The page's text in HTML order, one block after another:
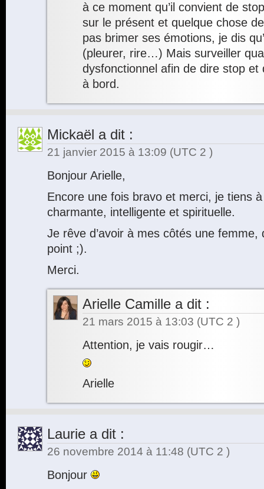
à ce moment qu’il convient de
sur le présent et quelque chose
pas brimer ses émotions, je dis
(pleurer, rire…) Mais surveiller
dysfonctionnel afin de dire stop
à bord.
Mickaël a dit :
21 janvier 2015 à 13:09 (UTC 2 )
Bonjour Arielle,
Encore une fois bravo et merci, je tiens
charmante, intelligente et spirituelle.
Je rêve d’avoir à mes côtés une
point ;).
Merci.
Arielle Camille a dit :
21 mars 2015 à 13:03 (UTC 2 )
Attention, je vais rougir…
Arielle
Laurie a dit :
26 novembre 2014 à 11:48 (UTC 2 )
Bonjour